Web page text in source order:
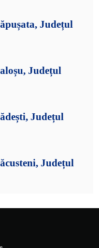
Județul
Județul
Județul
Județul